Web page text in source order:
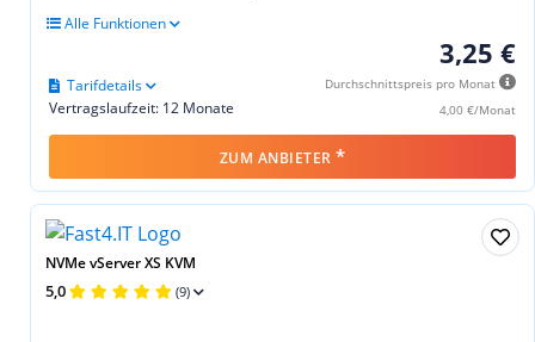
Alle Funktionen
3,25 €
Durchschnittspreis pro Monat
4,00 €/Monat
Vertragslaufzeit: 12 Monate
Tarifdetails
ZUM ANBIETER *
NVMe vServer XS KVM
5,0 (9)